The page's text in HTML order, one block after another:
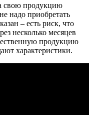
свою продукцию
надо приобретать
– есть риск, что
несколько месяцев
продукцию
характеристики.